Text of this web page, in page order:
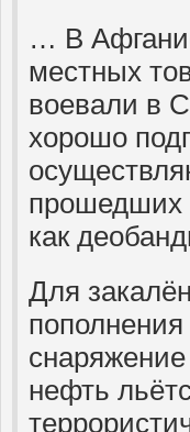
… В
местных
воевали в
хорошо
прошедших
как
Для
нефть